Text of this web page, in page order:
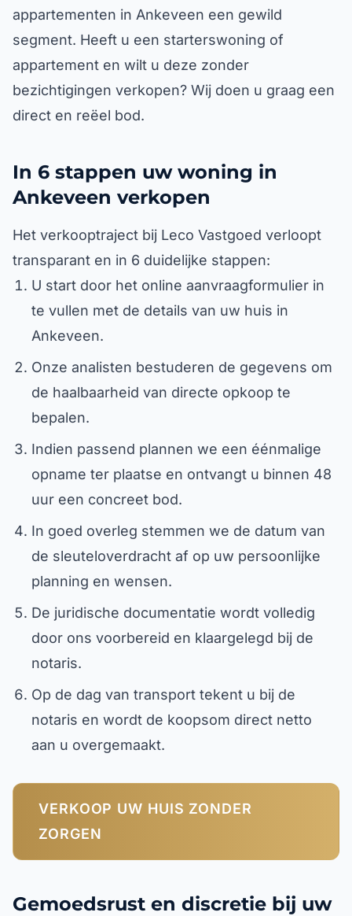
appartementen in Ankeveen een gewild
segment. Heeft u een starterswoning of
appartement en wilt u deze zonder
bezichtigingen verkopen? Wij doen u graag een
direct en reëel bod.
In 6 stappen uw woning in
Ankeveen verkopen
Het verkooptraject bij Leco Vastgoed verloopt
transparant en in 6 duidelijke stappen:
U start door het online aanvraagformulier in
te vullen met de details van uw huis in
Ankeveen.
Onze analisten bestuderen de gegevens om
de haalbaarheid van directe opkoop te
bepalen.
Indien passend plannen we een éénmalige
opname ter plaatse en ontvangt u binnen 48
uur een concreet bod.
In goed overleg stemmen we de datum van
de sleuteloverdracht af op uw persoonlijke
planning en wensen.
De juridische documentatie wordt volledig
door ons voorbereid en klaargelegd bij de
notaris.
Op de dag van transport tekent u bij de
notaris en wordt de koopsom direct netto
aan u overgemaakt.
VERKOOP UW HUIS ZONDER
ZORGEN
Gemoedsrust en discretie bij uw